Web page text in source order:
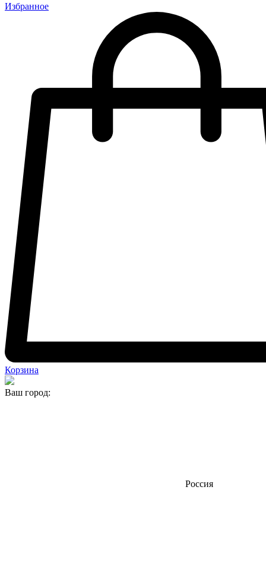
Избранное
Корзина
Ваш город:
Россия